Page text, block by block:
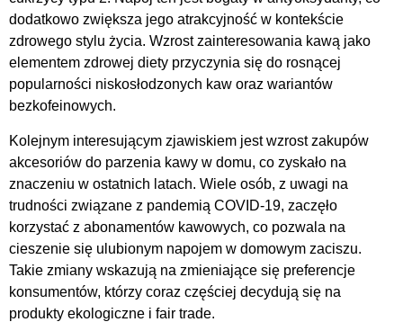
dodatkowo zwiększa jego atrakcyjność w kontekście
zdrowego stylu życia. Wzrost zainteresowania kawą jako
elementem zdrowej diety przyczynia się do rosnącej
popularności niskosłodzonych kaw oraz wariantów
bezkofeinowych.
Kolejnym interesującym zjawiskiem jest wzrost zakupów
akcesoriów do parzenia kawy w domu, co zyskało na
znaczeniu w ostatnich latach. Wiele osób, z uwagi na
trudności związane z pandemią COVID-19, zaczęło
korzystać z abonamentów kawowych, co pozwala na
cieszenie się ulubionym napojem w domowym zaciszu.
Takie zmiany wskazują na zmieniające się preferencje
konsumentów, którzy coraz częściej decydują się na
produkty ekologiczne i fair trade.